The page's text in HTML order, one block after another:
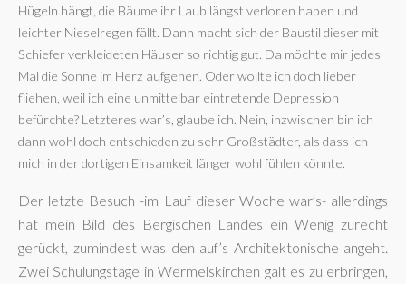
Hügeln hängt, die Bäume ihr Laub längst verloren haben und
leichter Nieselregen fällt. Dann macht sich der Baustil dieser mit
Schiefer verkleideten Häuser so richtig gut. Da möchte mir jedes
Mal die Sonne im Herz aufgehen. Oder wollte ich doch lieber
fliehen, weil ich eine unmittelbar eintretende Depression
befürchte? Letzteres war’s, glaube ich. Nein, inzwischen bin ich
dann wohl doch entschieden zu sehr Großstädter, als dass ich
mich in der dortigen Einsamkeit länger wohl fühlen könnte.
Der letzte Besuch -im Lauf dieser Woche war’s- allerdings
hat mein Bild des Bergischen Landes ein Wenig zurecht
gerückt, zumindest was den auf’s Architektonische angeht.
Zwei Schulungstage in Wermelskirchen galt es zu erbringen,